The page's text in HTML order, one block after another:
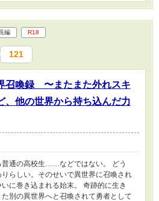
編 R18
121
召喚録 〜またまた外れスキ
、他の世界から持ち込んだ力
普通の高校生……などではない。 どう
らしい。そのせいで異世界に召喚され
に巻き込まれる始末。 奇跡的に生き
別の異世界へと召喚されて勇者として